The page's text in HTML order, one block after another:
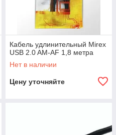
Кабель удлинительный Mirex
USB 2.0 AM-AF 1,8 метра
Нет в наличии
Цену уточняйте